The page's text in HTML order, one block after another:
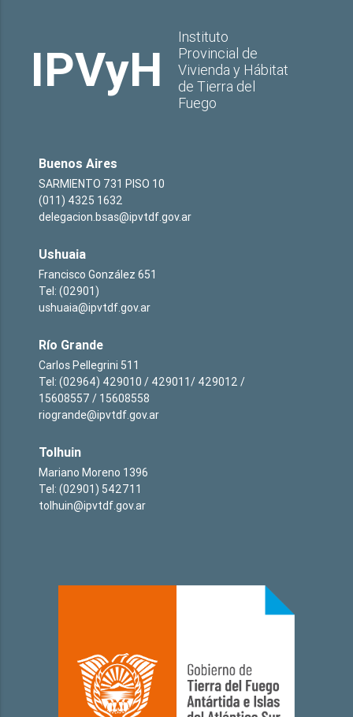
IPVyH
Instituto
Provincial de
Vivienda y Hábitat
de Tierra del
Fuego
Buenos Aires
SARMIENTO 731 PISO 10
(011) 4325 1632
delegacion.bsas@ipvtdf.gov.ar
Ushuaia
Francisco González 651
Tel: (02901)
ushuaia@ipvtdf.gov.ar
Río Grande
Carlos Pellegrini 511
Tel: (02964) 429010 / 429011/ 429012 /
15608557 / 15608558
riogrande@ipvtdf.gov.ar
Tolhuin
Mariano Moreno 1396
Tel: (02901) 542711
tolhuin@ipvtdf.gov.ar